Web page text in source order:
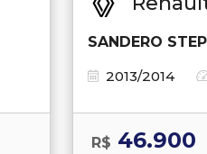
SANDERO
2013/2014
R$ 46.900